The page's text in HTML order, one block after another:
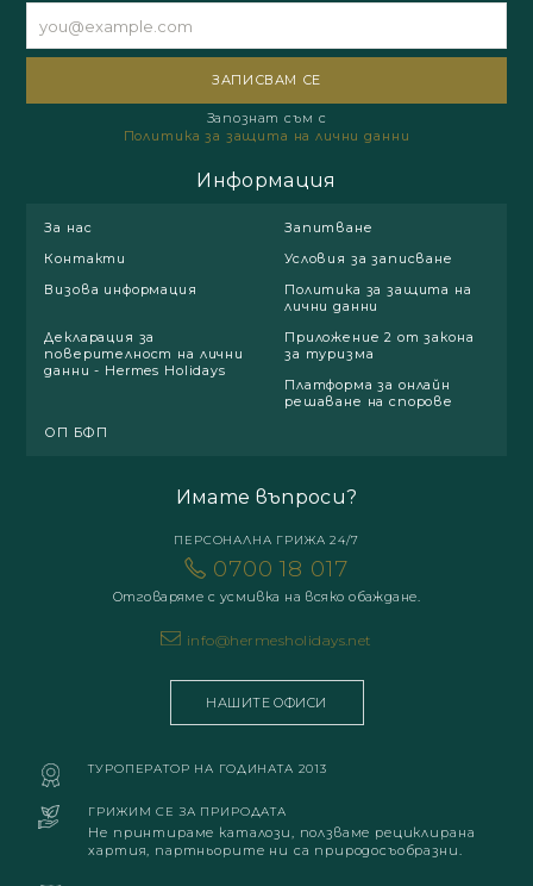
Запознат съм с
Политика за защита на лични данни
Информация
За нас
Запитване
Контакти
Условия за записване
Визова информация
Политика за защита на
лични данни
Декларация за
поверителност на лични
данни - Hermes Holidays
Приложение 2 от закона
за туризма
Платформа за онлайн
решаване на спорове
ОП БФП
Имате въпроси?
ПЕРСОНАЛНА ГРИЖА 24/7
0700 18 017
Отговаряме с усмивка на всяко обаждане.
info@hermesholidays.net
НАШИТЕ ОФИСИ
ТУРОПЕРАТОР НА ГОДИНАТА 2013
ГРИЖИМ СЕ ЗА ПРИРОДАТА
Не принтираме каталози, ползваме рециклирана
хартия, партньорите ни са природосъобразни.